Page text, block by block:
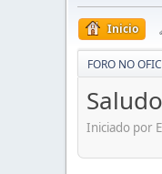
Inicio
FORO NO
Iniciado por